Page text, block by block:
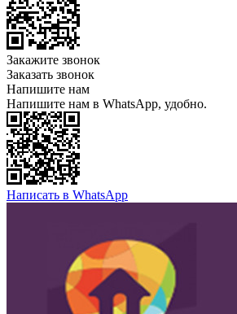
Закажите звонок
Заказать звонок
Напишите нам
Напишите нам в WhatsApp, удобно.
Написать в WhatsApp